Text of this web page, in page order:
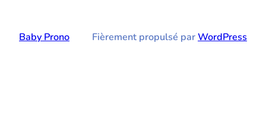
Baby Prono Fièrement propulsé parWordPress